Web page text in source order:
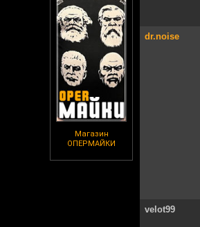
Магазин
ОПЕРМАЙКИ
dr.noise
velot99